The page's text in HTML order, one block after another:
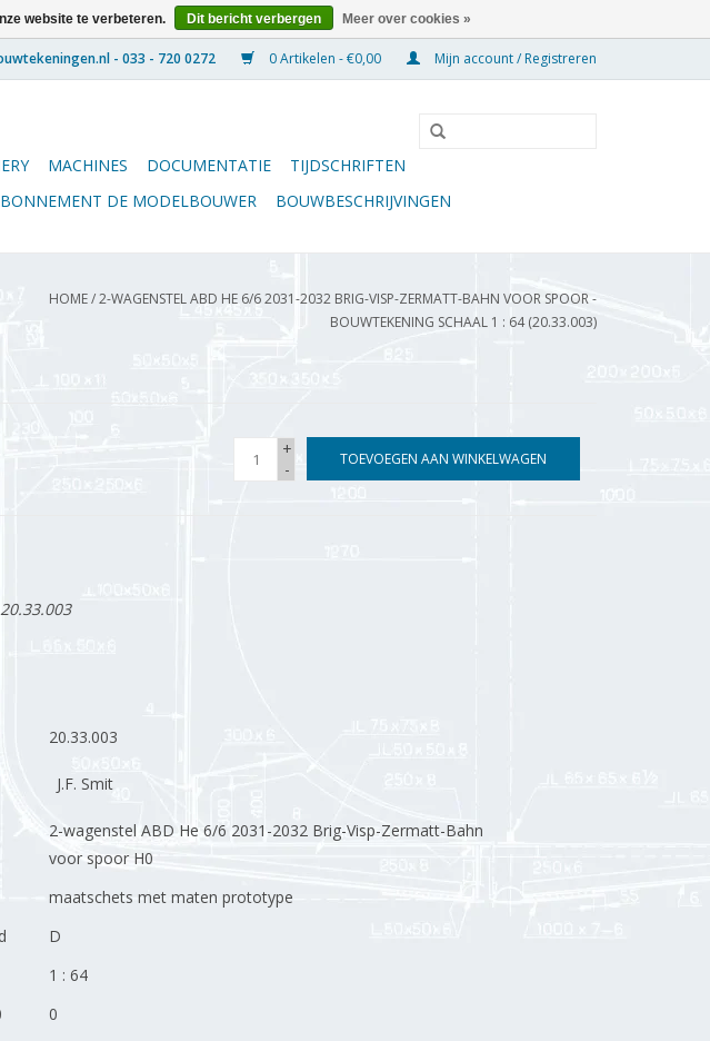
0 Artikelen - €0,00 Mijn account / Registreren
MACHINES DOCUMENTATIE
TIJDSCHRIFTEN
DE MODELBOUWER BOUWBESCHRIJVINGEN
HOME/2-WAGENSTEL ABD HE 6/6 2031-2032 BRIG-VISP-ZERMATT-BAHN VOOR SPOOR -
BOUWTEKENING SCHAAL 1 : 64 (20.33.003)
+
-
TOEVOEGEN AAN WINKELWAGEN
20.33.003
20.33.003
J.F. Smit
2-wagenstel ABD He 6/6 2031-2032 Brig-Visp-Zermatt-Bahn
voor spoor H0
maatschets met maten prototype
D
1 : 64
0
website te verbeteren. Dit bericht verbergen Meer over cookies »